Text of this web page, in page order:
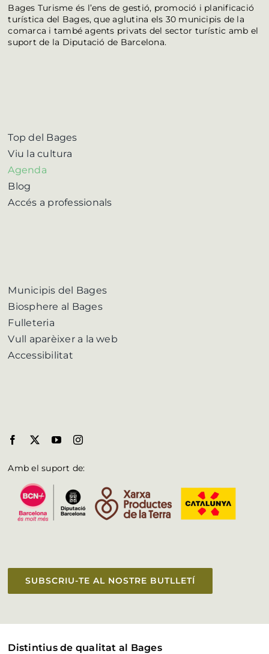
Bages Turisme és l’ens de gestió, promoció i planificació
turística del Bages, que aglutina els 30 municipis de la
comarca i també agents privats del sector turístic amb el
suport de la Diputació de Barcelona.
Top del Bages
Viu la cultura
Agenda
Blog
Accés a professionals
Municipis del Bages
Biosphere al Bages
Fulleteria
Vull aparèixer a la web
Accessibilitat
Amb el suport de:
SUBSCRIU-TE AL NOSTRE BUTLLETÍ
Distintius de qualitat al Bages